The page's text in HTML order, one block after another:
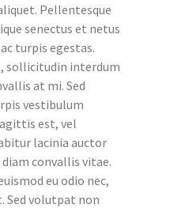
Pellentesque
senectus et netus
turpis egestas.
sollicitudin interdum
at mi. Sed
vestibulum
est, vel
lacinia auctor
convallis vitae.
eu odio nec,
Sed volutpat non